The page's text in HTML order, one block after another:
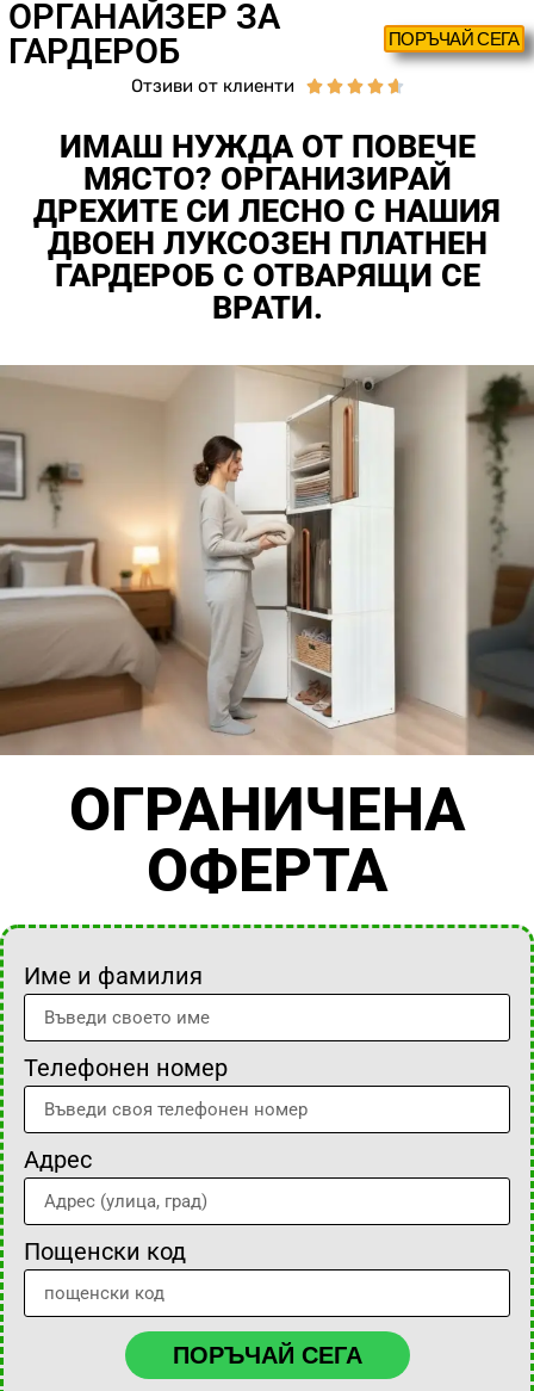
ОРГАНАЙЗЕР ЗА
ГАРДЕРОБ
ПОРЪЧАЙ СЕГА
Отзиви от клиенти     
ИМАШ НУЖДА ОТ ПОВЕЧЕ
МЯСТО? ОРГАНИЗИРАЙ
ДРЕХИТЕ СИ ЛЕСНО С НАШИЯ
ДВОЕН ЛУКСОЗЕН ПЛАТНЕН
ГАРДЕРОБ С ОТВАРЯЩИ СЕ
ВРАТИ.
ОГРАНИЧЕНА
ОФЕРТА
Име и фамилия
Телефонен номер
Адрес
Пощенски код
ПОРЪЧАЙ СЕГА